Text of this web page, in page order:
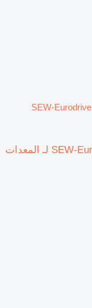
محرك كهربائي SEW-Eurodrive
محرك كهربائي SEW-Eurodrive R60DT100LS8/2B لـ المعدات